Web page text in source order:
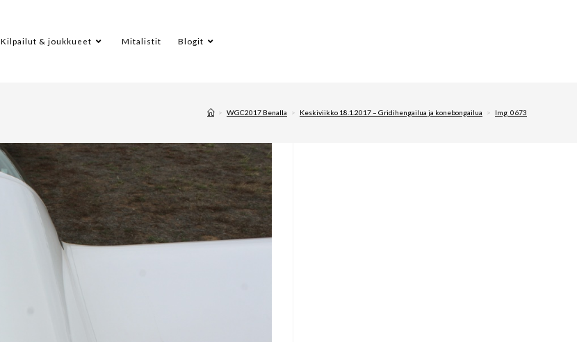
Kilpailut & joukkueet Mitalistit Blogit
> WGC2017 Benalla > Keskiviikko 18.1.2017 – Gridihengailua ja konebongailua > Img_0673